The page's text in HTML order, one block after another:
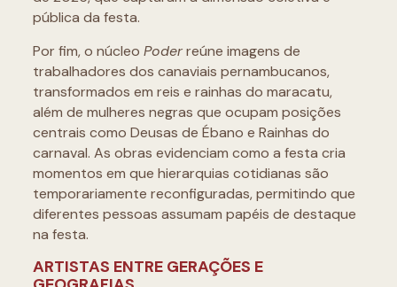
pública da festa.
Por fim, o núcleo Poderreúne imagens de
trabalhadores dos canaviais pernambucanos,
transformados em reis e rainhas do maracatu,
além de mulheres negras que ocupam posições
centrais como Deusas de Ébano e Rainhas do
carnaval. As obras evidenciam como a festa cria
momentos em que hierarquias cotidianas são
temporariamente reconfiguradas, permitindo que
diferentes pessoas assumam papéis de destaque
na festa.
ARTISTAS ENTRE GERAÇÕES E